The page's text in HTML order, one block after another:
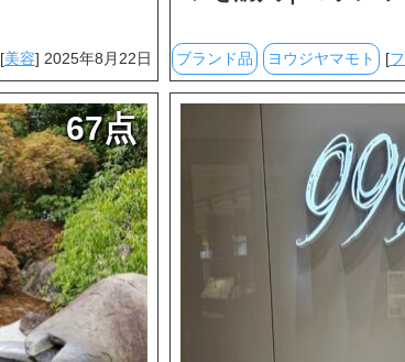
[美容] 2025年8月22日 ブランド品 ヨウジヤマモト [
67点